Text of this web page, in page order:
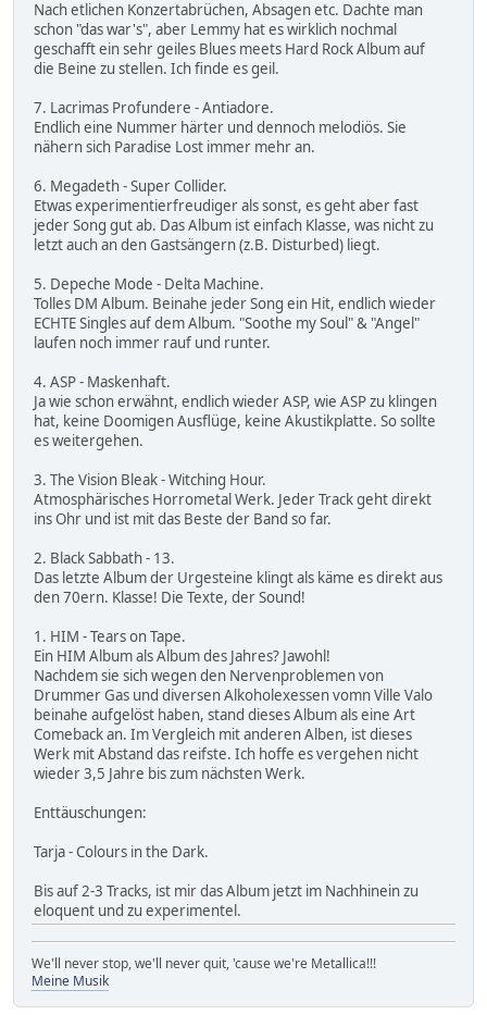
Nach etlichen Konzertabrüchen, Absagen etc. Dachte man
schon "das war's", aber Lemmy hat es wirklich nochmal
geschafft ein sehr geiles Blues meets Hard Rock Album auf
die Beine zu stellen. Ich finde es geil.
7. Lacrimas Profundere - Antiadore.
Endlich eine Nummer härter und dennoch melodiös. Sie
nähern sich Paradise Lost immer mehr an.
6. Megadeth - Super Collider.
Etwas experimentierfreudiger als sonst, es geht aber fast
jeder Song gut ab. Das Album ist einfach Klasse, was nicht zu
letzt auch an den Gastsängern (z.B. Disturbed) liegt.
5. Depeche Mode - Delta Machine.
Tolles DM Album. Beinahe jeder Song ein Hit, endlich wieder
ECHTE Singles auf dem Album. "Soothe my Soul" & "Angel"
laufen noch immer rauf und runter.
4. ASP - Maskenhaft.
Ja wie schon erwähnt, endlich wieder ASP, wie ASP zu klingen
hat, keine Doomigen Ausflüge, keine Akustikplatte. So sollte
es weitergehen.
3. The Vision Bleak - Witching Hour.
Atmosphärisches Horrometal Werk. Jeder Track geht direkt
ins Ohr und ist mit das Beste der Band so far.
2. Black Sabbath - 13.
Das letzte Album der Urgesteine klingt als käme es direkt aus
den 70ern. Klasse! Die Texte, der Sound!
1. HIM - Tears on Tape.
Ein HIM Album als Album des Jahres? Jawohl!
Nachdem sie sich wegen den Nervenproblemen von
Drummer Gas und diversen Alkoholexessen vomn Ville Valo
beinahe aufgelöst haben, stand dieses Album als eine Art
Comeback an. Im Vergleich mit anderen Alben, ist dieses
Werk mit Abstand das reifste. Ich hoffe es vergehen nicht
wieder 3,5 Jahre bis zum nächsten Werk.
Enttäuschungen:
Tarja - Colours in the Dark.
Bis auf 2-3 Tracks, ist mir das Album jetzt im Nachhinein zu
eloquent und zu experimentel.
We'll never stop, we'll never quit, 'cause we're Metallica!!!
Meine Musik